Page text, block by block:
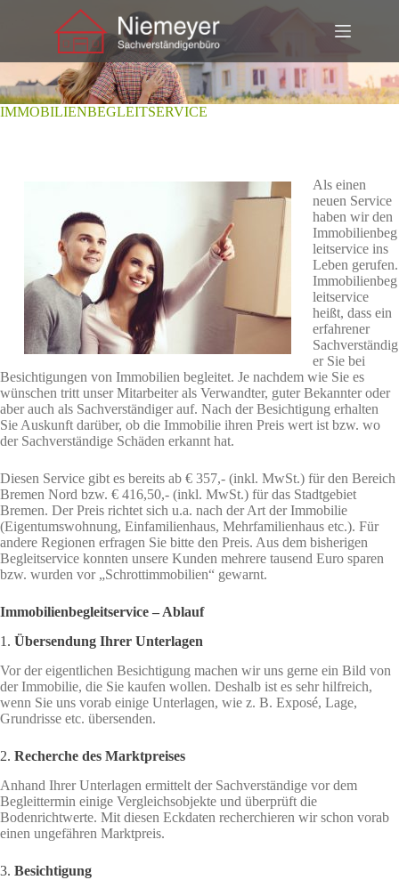
IMMOBILIENBEGLEITSERVICE
Als einen
neuen Service
haben wir den
Immobilienbeg
leitservice ins
Leben gerufen.
Immobilienbeg
leitservice
heißt, dass ein
erfahrener
Sachverständig
er Sie bei
Besichtigungen von Immobilien begleitet. Je nachdem wie Sie es
wünschen tritt unser Mitarbeiter als Verwandter, guter Bekannter oder
aber auch als Sachverständiger auf. Nach der Besichtigung erhalten
Sie Auskunft darüber, ob die Immobilie ihren Preis wert ist bzw. wo
der Sachverständige Schäden erkannt hat.
Diesen Service gibt es bereits ab € 357,- (inkl. MwSt.) für den Bereich
Bremen Nord bzw. € 416,50,- (inkl. MwSt.) für das Stadtgebiet
Bremen. Der Preis richtet sich u.a. nach der Art der Immobilie
(Eigentumswohnung, Einfamilienhaus, Mehrfamilienhaus etc.). Für
andere Regionen erfragen Sie bitte den Preis. Aus dem bisherigen
Begleitservice konnten unsere Kunden mehrere tausend Euro sparen
bzw. wurden vor „Schrottimmobilien“ gewarnt.
Immobilienbegleitservice – Ablauf
1. Übersendung Ihrer Unterlagen
Vor der eigentlichen Besichtigung machen wir uns gerne ein Bild von
der Immobilie, die Sie kaufen wollen. Deshalb ist es sehr hilfreich,
wenn Sie uns vorab einige Unterlagen, wie z. B. Exposé, Lage,
Grundrisse etc. übersenden.
2. Recherche des Marktpreises
Anhand Ihrer Unterlagen ermittelt der Sachverständige vor dem
Begleittermin einige Vergleichsobjekte und überprüft die
Bodenrichtwerte. Mit diesen Eckdaten recherchieren wir schon vorab
einen ungefähren Marktpreis.
3. Besichtigung